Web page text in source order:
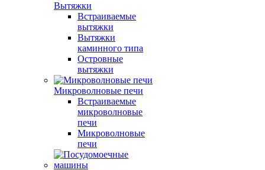
Вытяжки
Встраиваемые
вытяжки
Вытяжки
каминного типа
Островные
вытяжки
Микроволновые печи
Встраиваемые
микроволновые
печи
Микроволновые
печи